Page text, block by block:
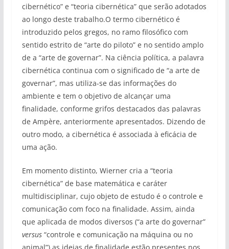
cibernético” e “teoria cibernética” que serão adotados
ao longo deste trabalho.O termo cibernético é
introduzido pelos gregos, no ramo filosófico com
sentido estrito de “arte do piloto” e no sentido amplo
de a “arte de governar”. Na ciência política, a palavra
cibernética continua com o significado de “a arte de
governar”, mas utiliza-se das informações do
ambiente e tem o objetivo de alcançar uma
finalidade, conforme grifos destacados das palavras
de Ampère, anteriormente apresentados. Dizendo de
outro modo, a cibernética é associada à eficácia de
uma ação.
Em momento distinto, Wierner cria a “teoria
cibernética” de base matemática e caráter
multidisciplinar, cujo objeto de estudo é o controle e
comunicação com foco na finalidade. Assim, ainda
que aplicada de modos diversos (“a arte do governar”
versus“controle e comunicação na máquina ou no
animal”) as ideias de finalidade estão presentes nos